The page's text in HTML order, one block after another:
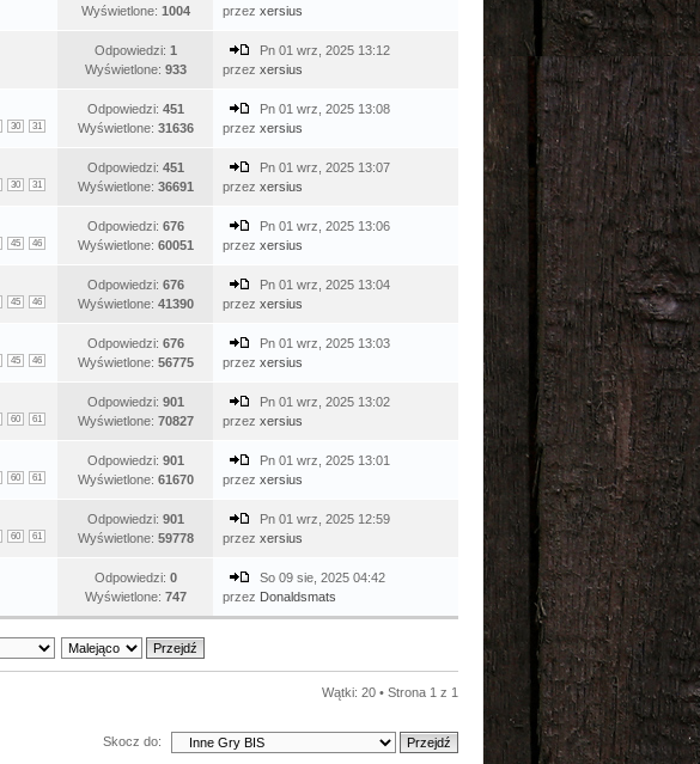
Wyświetlone: 1004
przez xersius
Odpowiedzi: 1
Wyświetlone: 933
Pn 01 wrz, 2025 13:12
przez xersius
30 31
Odpowiedzi: 451
Wyświetlone: 31636
Pn 01 wrz, 2025 13:08
przez xersius
30 31
Odpowiedzi: 451
Wyświetlone: 36691
Pn 01 wrz, 2025 13:07
przez xersius
45 46
Odpowiedzi: 676
Wyświetlone: 60051
Pn 01 wrz, 2025 13:06
przez xersius
45 46
Odpowiedzi: 676
Wyświetlone: 41390
Pn 01 wrz, 2025 13:04
przez xersius
45 46
Odpowiedzi: 676
Wyświetlone: 56775
Pn 01 wrz, 2025 13:03
przez xersius
60 61
Odpowiedzi: 901
Wyświetlone: 70827
Pn 01 wrz, 2025 13:02
przez xersius
60 61
Odpowiedzi: 901
Wyświetlone: 61670
Pn 01 wrz, 2025 13:01
przez xersius
60 61
Odpowiedzi: 901
Wyświetlone: 59778
Pn 01 wrz, 2025 12:59
przez xersius
Odpowiedzi: 0
Wyświetlone: 747
So 09 sie, 2025 04:42
przez Donaldsmats
Wątki: 20 • Strona 1 z 1
Skocz do: